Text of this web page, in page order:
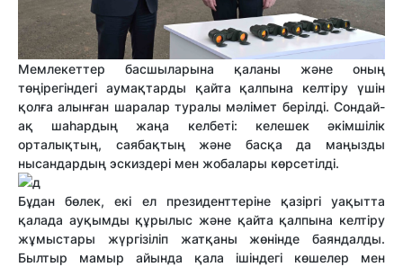
Мемлекеттер басшыларына қаланы және оның
төңірегіндегі аумақтарды қайта қалпына келтіру үшін
қолға алынған шаралар туралы мәлімет берілді. Сондай-
ақ шаһардың жаңа келбеті: келешек әкімшілік
орталықтың, саябақтың және басқа да маңызды
нысандардың эскиздері мен жобалары көрсетілді.
Бұдан бөлек, екі ел президенттеріне қазіргі уақытта
қалада ауқымды құрылыс және қайта қалпына келтіру
жұмыстары жүргізіліп жатқаны жөнінде баяндалды.
Былтыр мамыр айында қала ішіндегі көшелер мен